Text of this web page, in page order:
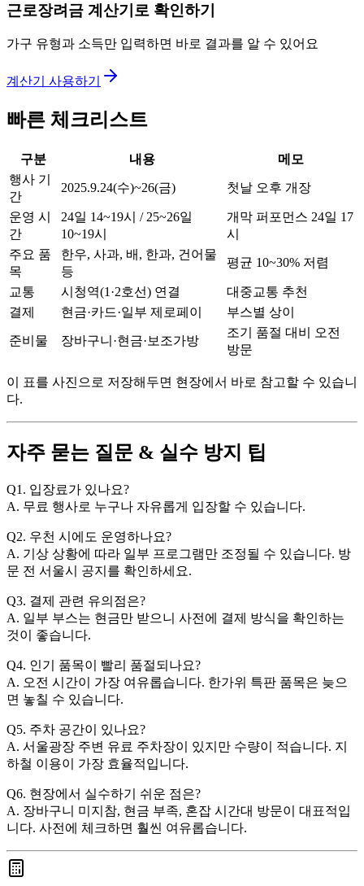
근로장려금 계산기로 확인하기
가구 유형과 소득만 입력하면 바로 결과를 알 수 있어요
계산기 사용하기
빠른 체크리스트
구분 내용
메모
행사 기
간
2025.9.24(수)~26(금) 첫날 오후 개장
운영 시
간
24일 14~19시 / 25~26일
10~19시
개막 퍼포먼스 24일 17
시
주요 품
목
한우, 사과, 배, 한과, 건어물
등
평균 10~30% 저렴
교통 시청역(1·2호선) 연결
대중교통 추천
결제
현금·카드·일부 제로페이 부스별 상이
준비물 장바구니·현금·보조가방
조기 품절 대비 오전
방문
이 표를 사진으로 저장해두면 현장에서 바로 참고할 수 있습니
다.
자주 묻는 질문 & 실수 방지 팁
Q1. 입장료가 있나요?
A. 무료 행사로 누구나 자유롭게 입장할 수 있습니다.
Q2. 우천 시에도 운영하나요?
A. 기상 상황에 따라 일부 프로그램만 조정될 수 있습니다. 방
문 전 서울시 공지를 확인하세요.
Q3. 결제 관련 유의점은?
A. 일부 부스는 현금만 받으니 사전에 결제 방식을 확인하는
것이 좋습니다.
Q4. 인기 품목이 빨리 품절되나요?
A. 오전 시간이 가장 여유롭습니다. 한가위 특판 품목은 늦으
면 놓칠 수 있습니다.
Q5. 주차 공간이 있나요?
A. 서울광장 주변 유료 주차장이 있지만 수량이 적습니다. 지
하철 이용이 가장 효율적입니다.
Q6. 현장에서 실수하기 쉬운 점은?
A. 장바구니 미지참, 현금 부족, 혼잡 시간대 방문이 대표적입
니다. 사전에 체크하면 훨씬 여유롭습니다.